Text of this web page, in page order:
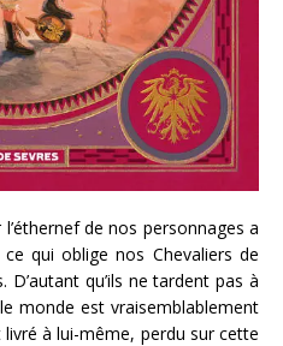
de nos personnages a
qui oblige nos Chevaliers de
qu’ils ne tardent pas à
monde est vraisemblablement
à lui-même, perdu sur cette